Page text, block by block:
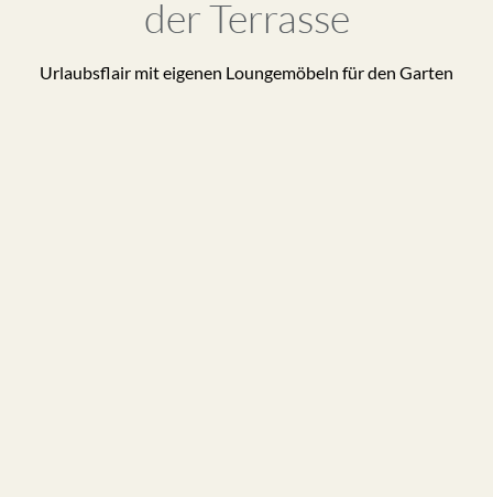
der Terrasse
Urlaubsflair mit eigenen Loungemöbeln für den Garten